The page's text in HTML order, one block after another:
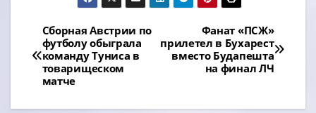
Навигация
по
записям
Фанат «ПСЖ»
прилетел в Бухарест
вместо Будапешта
на финал ЛЧ
Сборная Австрии по
футболу обыграла
команду Туниса в
товарищеском
матче